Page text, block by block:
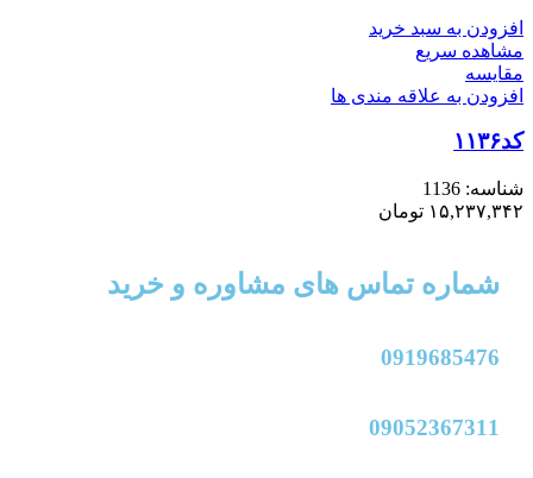
افزودن به سبد خرید
مشاهده سریع
مقایسه
افزودن به علاقه مندی ها
کد۱۱۳۶
شناسه: 1136
۱۵,۲۳۷,۳۴۲ تومان
شماره تماس های مشاوره و خرید
0919685476
09052367311